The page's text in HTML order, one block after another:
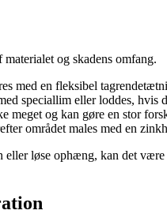
og skadens omfang.
med en fleksibel
speciallim eller loddes, hvis
meget og kan gøre en stor
området males med en
løse ophæng, kan det